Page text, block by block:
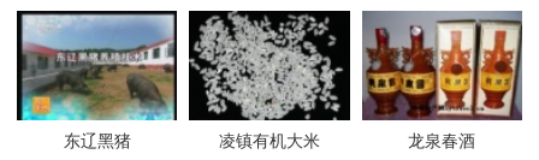
东辽黑猪 凌镇有机大米 龙泉春酒